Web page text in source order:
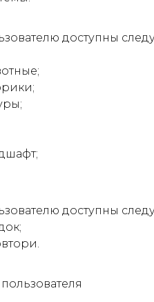
доступны
доступны